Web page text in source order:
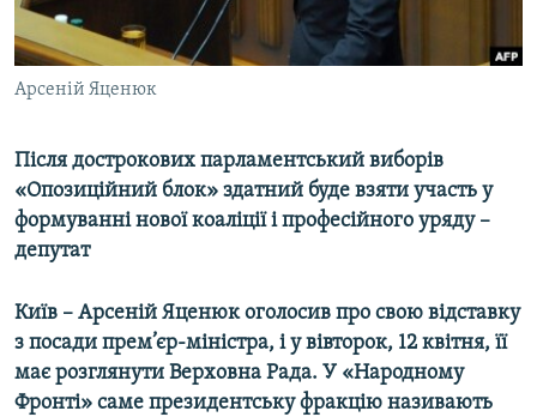
КРИМ РЕАЛІЇ
РУС
КТАТ
ДОЛУЧАЙСЯ!
Усі сайти RFE/RL
Арсеній Яценюк
Після дострокових парламентський виборів
«Опозиційний блок» здатний буде взяти участь у
формуванні нової коаліції і професійного уряду –
депутат
Київ – Арсеній Яценюк оголосив про свою відставку
з посади прем’єр-міністра, і у вівторок, 12 квітня, її
має розглянути Верховна Рада. У «Народному
Фронті» саме президентську фракцію називають